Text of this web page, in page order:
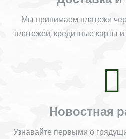
Мы принимаем платежи
платежей, кредитные карты
Новостная
Узнавайте первыми о